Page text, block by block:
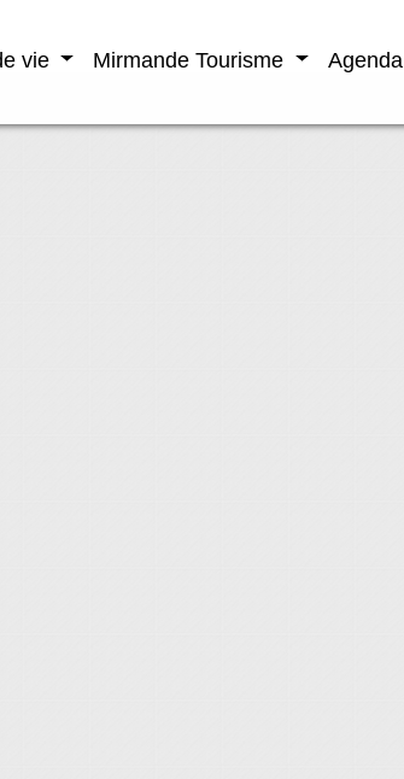
vie Mirmande Tourisme Agenda